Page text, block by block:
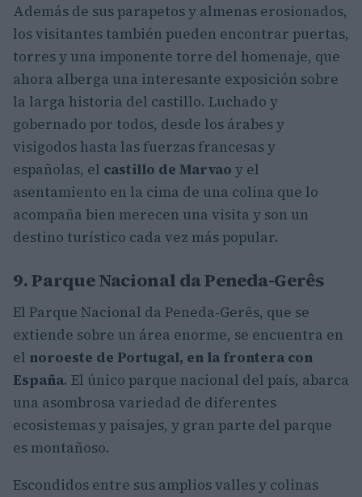
Además de sus parapetos y almenas erosionados,
los visitantes también pueden encontrar puertas,
torres y una imponente torre del homenaje, que
ahora alberga una interesante exposición sobre
la larga historia del castillo. Luchado y
gobernado por todos, desde los árabes y
visigodos hasta las fuerzas francesas y
españolas, el castillo de Marvao y el
asentamiento en la cima de una colina que lo
acompaña bien merecen una visita y son un
destino turístico cada vez más popular.
9. Parque Nacional da Peneda-Gerês
El Parque Nacional da Peneda-Gerês, que se
extiende sobre un área enorme, se encuentra en
el noroeste de Portugal, en la frontera con
España. El único parque nacional del país, abarca
una asombrosa variedad de diferentes
ecosistemas y paisajes, y gran parte del parque
es montañoso.
Escondidos entre sus amplios valles y colinas